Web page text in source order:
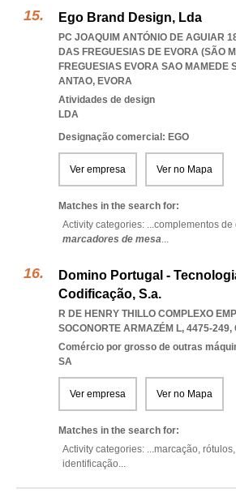
Ego Brand Design, Lda
PC JOAQUIM ANTÓNIO DE AGUIAR
DAS FREGUESIAS DE EVORA (SÃO
FREGUESIAS EVORA SAO MAMEDE
ANTAO, EVORA
Atividades de design
LDA
Designação comercial: EGO
Ver empresa Ver no Mapa
Matches in the search for:
Activity categories: ...complementos de
marcadores de mesa...
Domino Portugal -
Codificação, S.a.
R DE HENRY THILLO COMPLEXO
SOCONORTE ARMAZÉM L, 4475-249,
Comércio por grosso de outras
SA
Ver empresa Ver no Mapa
Matches in the search for:
Activity categories: ...marcação, rótulos,
identificação...